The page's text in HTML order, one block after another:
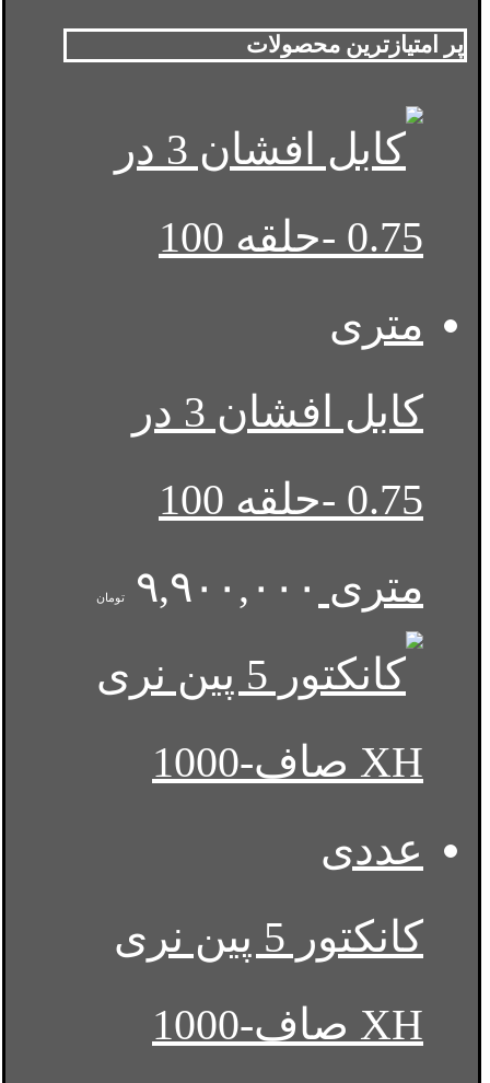
پر امتیازترین محصولات
کابل افشان 3 در
0.75 -حلقه 100
متری ۹,۹۰۰,۰۰۰ تومان
کانکتور 5 پین نری
XH صاف-1000